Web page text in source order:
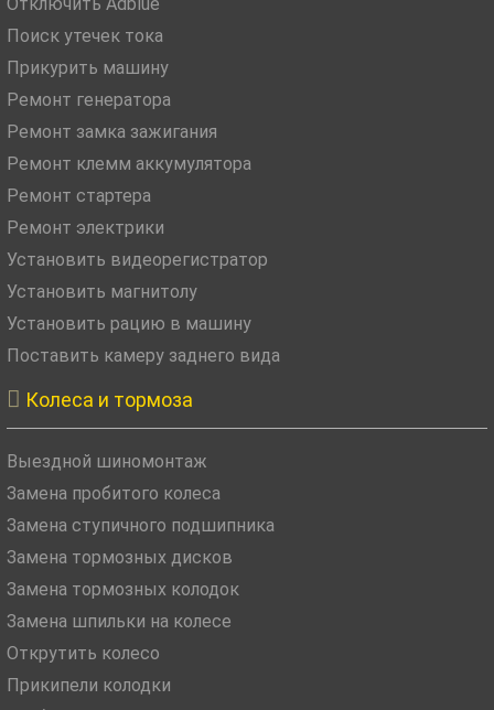
Поиск утечек тока
Прикурить машину
Ремонт генератора
Ремонт замка зажигания
Ремонт клемм аккумулятора
Ремонт стартера
Ремонт электрики
Установить видеорегистратор
Установить магнитолу
Установить рацию в машину
Поставить камеру заднего вида
 Колеса и тормоза
Выездной шиномонтаж
Замена пробитого колеса
Замена ступичного подшипника
Замена тормозных дисков
Замена тормозных колодок
Замена шпильки на колесе
Открутить колесо
Прикипели колодки